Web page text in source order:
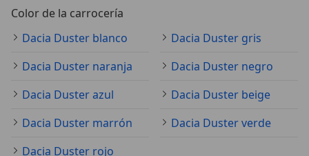
Color de la carrocería
Dacia Duster blanco
Dacia Duster gris
Dacia Duster naranja
Dacia Duster negro
Dacia Duster azul
Dacia Duster beige
Dacia Duster marrón
Dacia Duster verde
Dacia Duster rojo